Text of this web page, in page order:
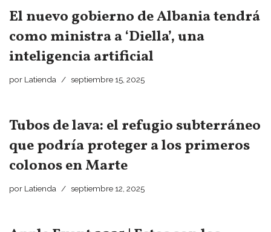
El nuevo gobierno de Albania tendrá
como ministra a ‘Diella’, una
inteligencia artificial
por Latienda septiembre 15, 2025
Tubos de lava: el refugio subterráneo
que podría proteger a los primeros
colonos en Marte
por Latienda septiembre 12, 2025